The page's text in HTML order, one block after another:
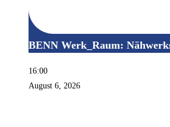
BENN Werk_Raum:
16:00
August 6, 2026